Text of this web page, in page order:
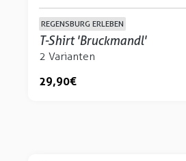
REGENSBURG ERLEBEN
T-Shirt 'Bruckmandl'
2 Varianten
29,90 €